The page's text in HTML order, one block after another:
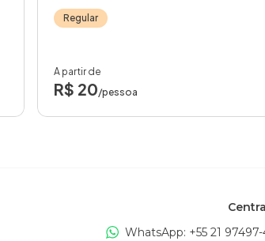
Regular
A partir de
R$ 20/pessoa
WhatsApp: +55 21